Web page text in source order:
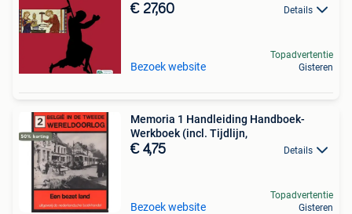
€ 27,60 Details
Bezoek website
Topadvertentie
Gisteren
Memoria 1 Handleiding Handboek-
Werkboek (incl. Tijdlijn,
€ 4,75 Details
Bezoek website
Topadvertentie
Gisteren